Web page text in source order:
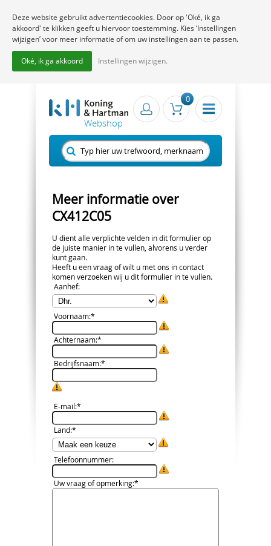
0
Meer informatie over
CX412C05
U dient alle verplichte velden in dit formulier op
de juiste manier in te vullen, alvorens u verder
kunt gaan.
Heeft u een vraag of wilt u met ons in contact
komen verzoeken wij u dit formulier in te vullen.
Aanhef:
Voornaam:*
Achternaam:*
Bedrijfsnaam:*
E-mail:*
Land:*
Telefoonnummer:
Uw vraag of opmerking:*
Deze website gebruikt advertentiecookies. Door op 'Oké, ik ga
akkoord' te klikken geeft u hiervoor toestemming. Kies ‘Instellingen
wijzigen’ voor meer informatie of om uw instellingen aan te passen.
Oké, ik ga akkoord Instellingen wijzigen.